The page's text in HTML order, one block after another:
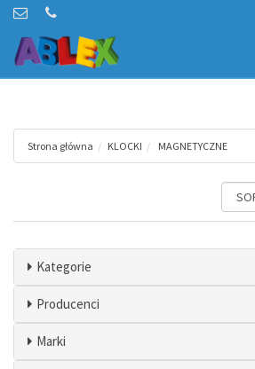
Strona główna KLOCKI MAGNETYCZNE
Kategorie
Producenci
Marki